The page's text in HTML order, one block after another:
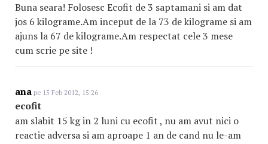
Buna seara! Folosesc Ecofit de 3 saptamani si am dat
jos 6 kilograme.Am inceput de la 73 de kilograme si am
ajuns la 67 de kilograme.Am respectat cele 3 mese
cum scrie pe site !
ana pe 15 Feb 2012, 15:26
ecofit
am slabit 15 kg in 2 luni cu ecofit , nu am avut nici o
reactie adversa si am aproape 1 an de cand nu le-am